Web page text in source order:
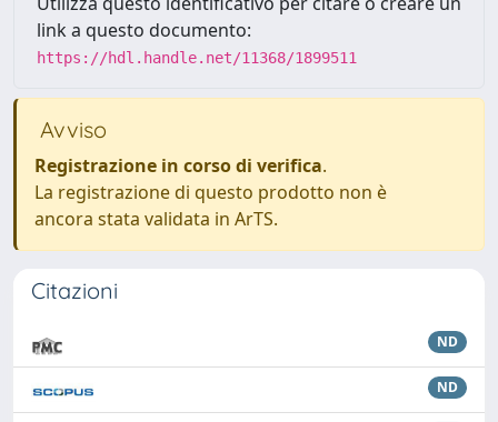
link a questo documento:
https://hdl.handle.net/11368/1899511
Avviso
Registrazione in corso di verifica.
La registrazione di questo prodotto non è
ancora stata validata in ArTS.
Citazioni
ND
ND